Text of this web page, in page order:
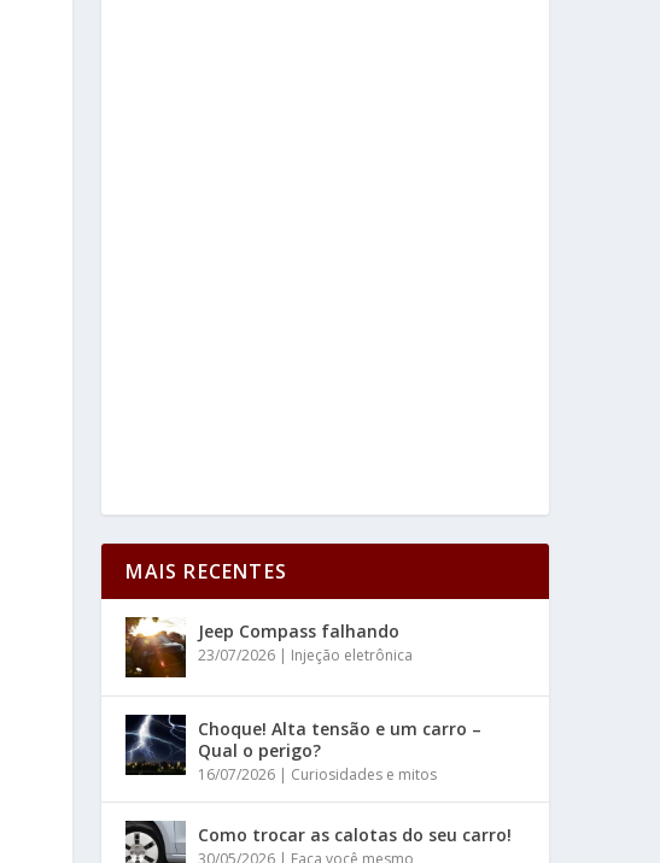
MAIS RECENTES
Jeep Compass falhando
23/07/2026 | Injeção eletrônica
Choque! Alta tensão e um carro –
Qual o perigo?
16/07/2026 | Curiosidades e mitos
Como trocar as calotas do seu carro!